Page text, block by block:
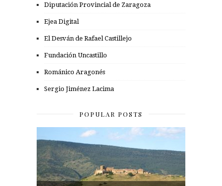
Diputación Provincial de Zaragoza
Ejea Digital
El Desván de Rafael Castillejo
Fundación Uncastillo
Románico Aragonés
Sergio Jiménez Lacima
POPULAR POSTS